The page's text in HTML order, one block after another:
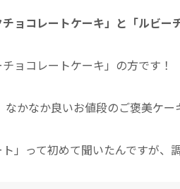
ョコレートケーキ」と「ルビー
ョコレートケーキ」の方です！
なかなか良いお値段のご褒美ケー
」って初めて聞いたんですが、